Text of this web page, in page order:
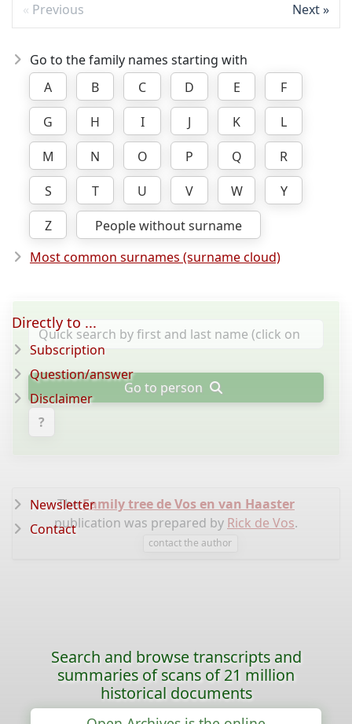
Previous Next
Go to the family names starting with
A
B C D E
F
G
H I J K
L
M
N O P Q
R
S
T U V W
Y
Z
People without surname
Most common surnames (surname cloud)
Go to person
?
TheFamily tree de Vos en van Haaster
publication was prepared by Rick de Vos.
contact the author
Directly to ...
Subscription
Question/answer
Disclaimer
Newsletter
Contact
Search and browse transcripts and
summaries of scans of 21 million
historical documents